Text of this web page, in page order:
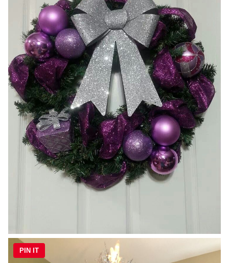
PIN IT